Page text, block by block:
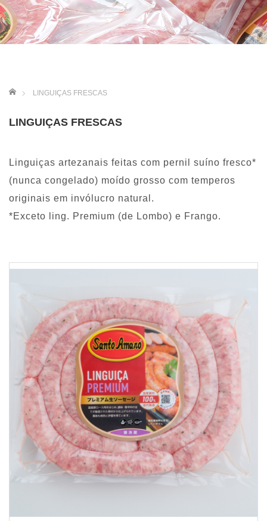
ホーム LINGUIÇAS FRESCAS
LINGUIÇAS FRESCAS
Linguiças artezanais feitas com pernil suíno fresco*
(nunca congelado) moído grosso com temperos
originais em invólucro natural.
*Exceto ling. Premium (de Lombo) e Frango.